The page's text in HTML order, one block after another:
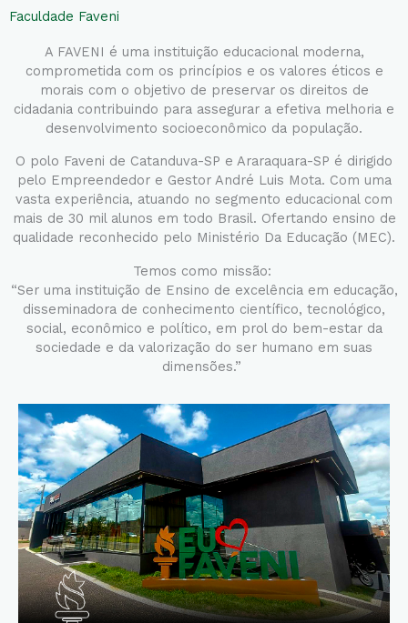
Faculdade Faveni
A FAVENI é uma instituição educacional moderna,
comprometida com os princípios e os valores éticos e
morais com o objetivo de preservar os direitos de
cidadania contribuindo para assegurar a efetiva melhoria e
desenvolvimento socioeconômico da população.
O polo Faveni de Catanduva-SP e Araraquara-SP é dirigido
pelo Empreendedor e Gestor André Luis Mota. Com uma
vasta experiência, atuando no segmento educacional com
mais de 30 mil alunos em todo Brasil. Ofertando ensino de
qualidade reconhecido pelo Ministério Da Educação (MEC).
Temos como missão:
“Ser uma instituição de Ensino de excelência em educação,
disseminadora de conhecimento científico, tecnológico,
social, econômico e político, em prol do bem-estar da
sociedade e da valorização do ser humano em suas
dimensões.”